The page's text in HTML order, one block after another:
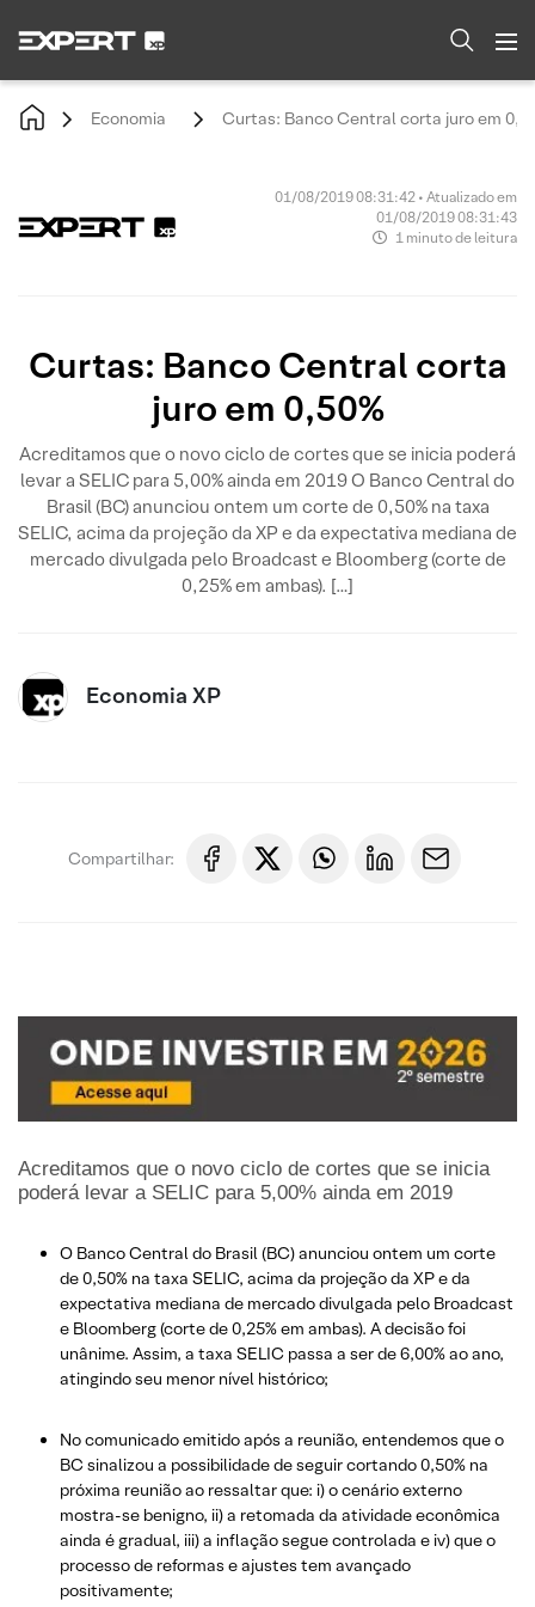
Economia Curtas: Banco Central corta juro em
01/08/2019 08:31:42 • Atualizado em
01/08/2019 08:31:43
1 minuto de leitura
Curtas: Banco Central corta
juro em 0,50%
Acreditamos que o novo ciclo de cortes que se inicia poderá
levar a SELIC para 5,00% ainda em 2019 O Banco Central do
Brasil (BC) anunciou ontem um corte de 0,50% na taxa
SELIC, acima da projeção da XP e da expectativa mediana de
mercado divulgada pelo Broadcast e Bloomberg (corte de
0,25% em ambas). […]
Economia XP
Compartilhar:
Acreditamos que o novo ciclo de cortes que se inicia
poderá levar a SELIC para 5,00% ainda em 2019
O Banco Central do Brasil (BC) anunciou ontem um corte
de 0,50% na taxa SELIC, acima da projeção da XP e da
expectativa mediana de mercado divulgada pelo Broadcast
e Bloomberg (corte de 0,25% em ambas). A decisão foi
unânime. Assim, a taxa SELIC passa a ser de 6,00% ao ano,
atingindo seu menor nível histórico;
No comunicado emitido após a reunião, entendemos que o
BC sinalizou a possibilidade de seguir cortando 0,50% na
próxima reunião ao ressaltar que: i) o cenário externo
mostra-se benigno, ii) a retomada da atividade econômica
ainda é gradual, iii) a inflação segue controlada e iv) que o
processo de reformas e ajustes tem avançado
positivamente;